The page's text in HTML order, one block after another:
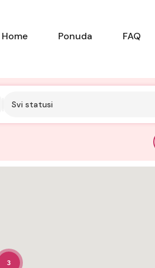
Home Ponuda FAQ
Svi statusi
3